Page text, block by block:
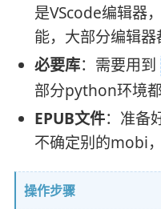
是VScode编辑器
能，大部分编辑
必要库：需要用到
部分python环境都
EPUB文件：准备
不确定别的mobi
操作步骤